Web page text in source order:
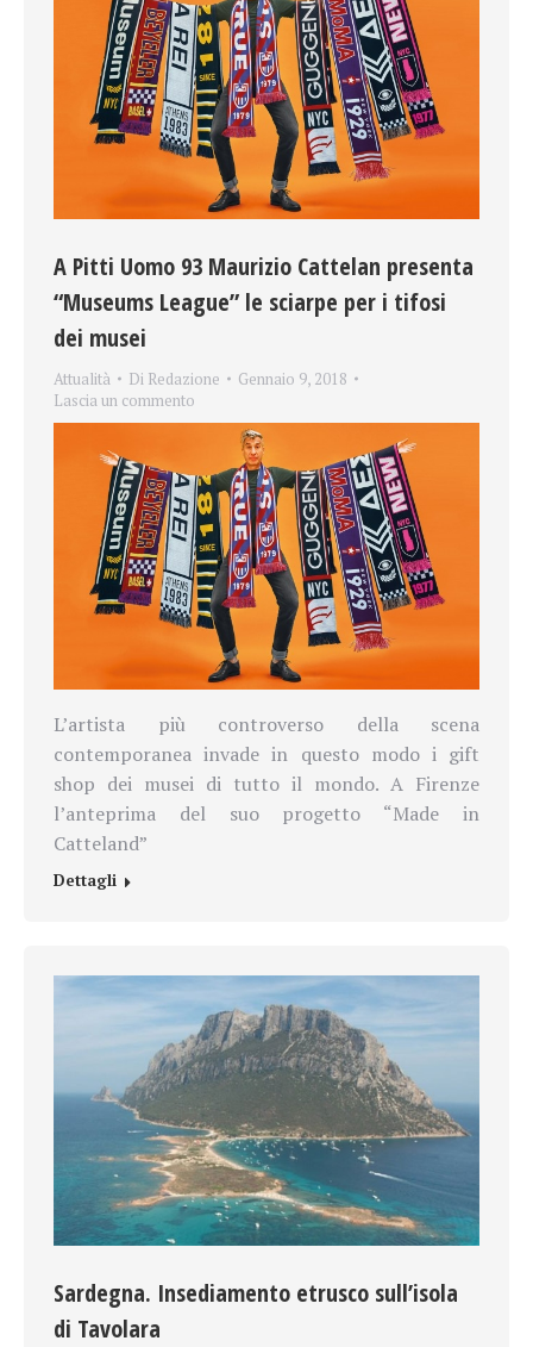
A Pitti Uomo 93 Maurizio Cattelan presenta
“Museums League” le sciarpe per i tifosi
dei musei
Attualità Di Redazione
Gennaio 9, 2018
Lascia un commento
L’artista più controverso della scena
contemporanea invade in questo modo i gift
shop dei musei di tutto il mondo. A Firenze
l’anteprima del suo progetto “Made in
Catteland”
Dettagli
Sardegna. Insediamento etrusco sull’isola
di Tavolara